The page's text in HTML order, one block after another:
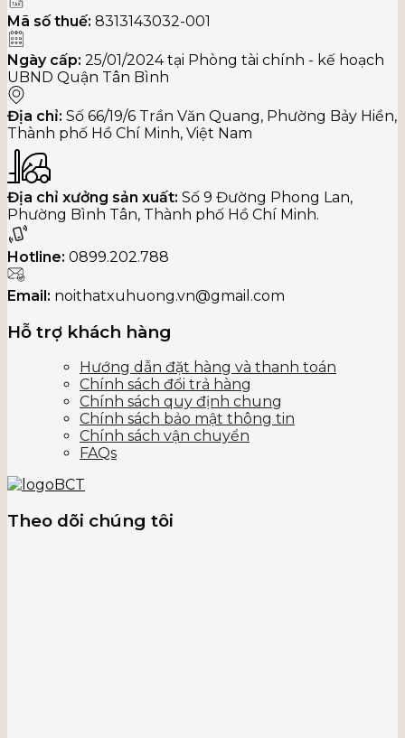
Mã số thuế: 8313143032-001
Ngày cấp: 25/01/2024 tại Phòng tài chính - kế hoạch
UBND Quận Tân Bình
Địa chỉ: Số 66/19/6 Trần Văn Quang, Phường Bảy Hiền,
Thành phố Hồ Chí Minh, Việt Nam
Địa chỉ xưởng sản xuất: Số 9 Đường Phong Lan,
Phường Bình Tân, Thành phố Hồ Chí Minh.
Hotline: 0899.202.788
Email: noithatxuhuong.vn@gmail.com
Hỗ trợ khách hàng
Hướng dẫn đặt hàng và thanh toán
Chính sách đổi trả hàng
Chính sách quy định chung
Chính sách bảo mật thông tin
Chính sách vận chuyển
FAQs
Theo dõi chúng tôi